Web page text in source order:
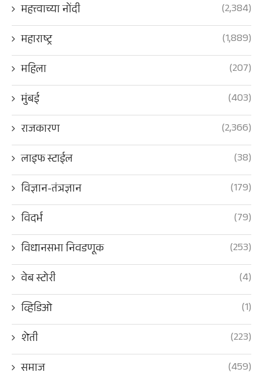
महत्त्वाच्या नोंदी
(2,384)
महाराष्ट्र
(1,889)
महिला
(207)
मुंबई
(403)
राजकारण
(2,366)
लाइफ स्टाईल
(38)
विज्ञान-तंत्रज्ञान
(179)
विदर्भ
(79)
विधानसभा निवडणूक
(253)
वेब स्टोरी
(4)
व्हिडिओ
(1)
शेती
(223)
(459)